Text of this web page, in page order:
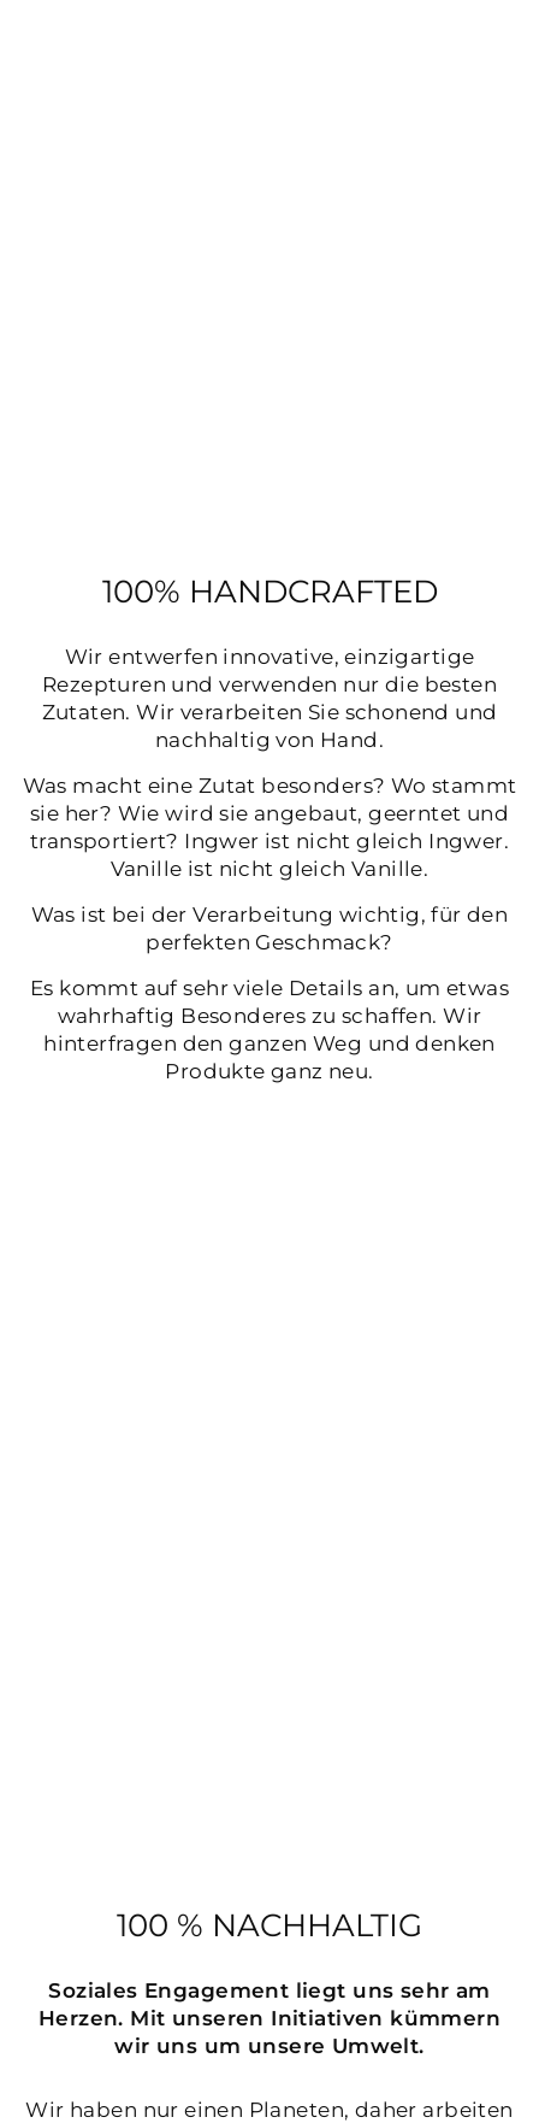
100% HANDCRAFTED
Wir entwerfen innovative, einzigartige
Rezepturen und verwenden nur die besten
Zutaten. Wir verarbeiten Sie schonend und
nachhaltig von Hand.
Was macht eine Zutat besonders? Wo stammt
sie her? Wie wird sie angebaut, geerntet und
transportiert? Ingwer ist nicht gleich Ingwer.
Vanille ist nicht gleich Vanille.
Was ist bei der Verarbeitung wichtig, für den
perfekten Geschmack?
Es kommt auf sehr viele Details an, um etwas
wahrhaftig Besonderes zu schaffen. Wir
hinterfragen den ganzen Weg und denken
Produkte ganz neu.
100 % NACHHALTIG
Soziales Engagement liegt uns sehr am
Herzen. Mit unseren Initiativen kümmern
wir uns um unsere Umwelt.
Wir haben nur einen Planeten, daher arbeiten